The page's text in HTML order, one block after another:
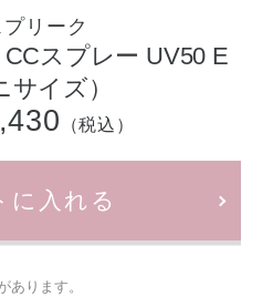
リーク
スプレー UV50 E
サイズ）
（税込）
に入れる
あります。